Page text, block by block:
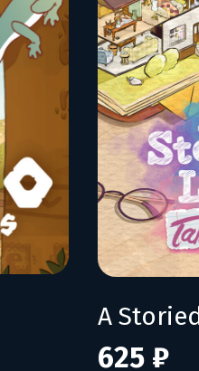
625 ₽